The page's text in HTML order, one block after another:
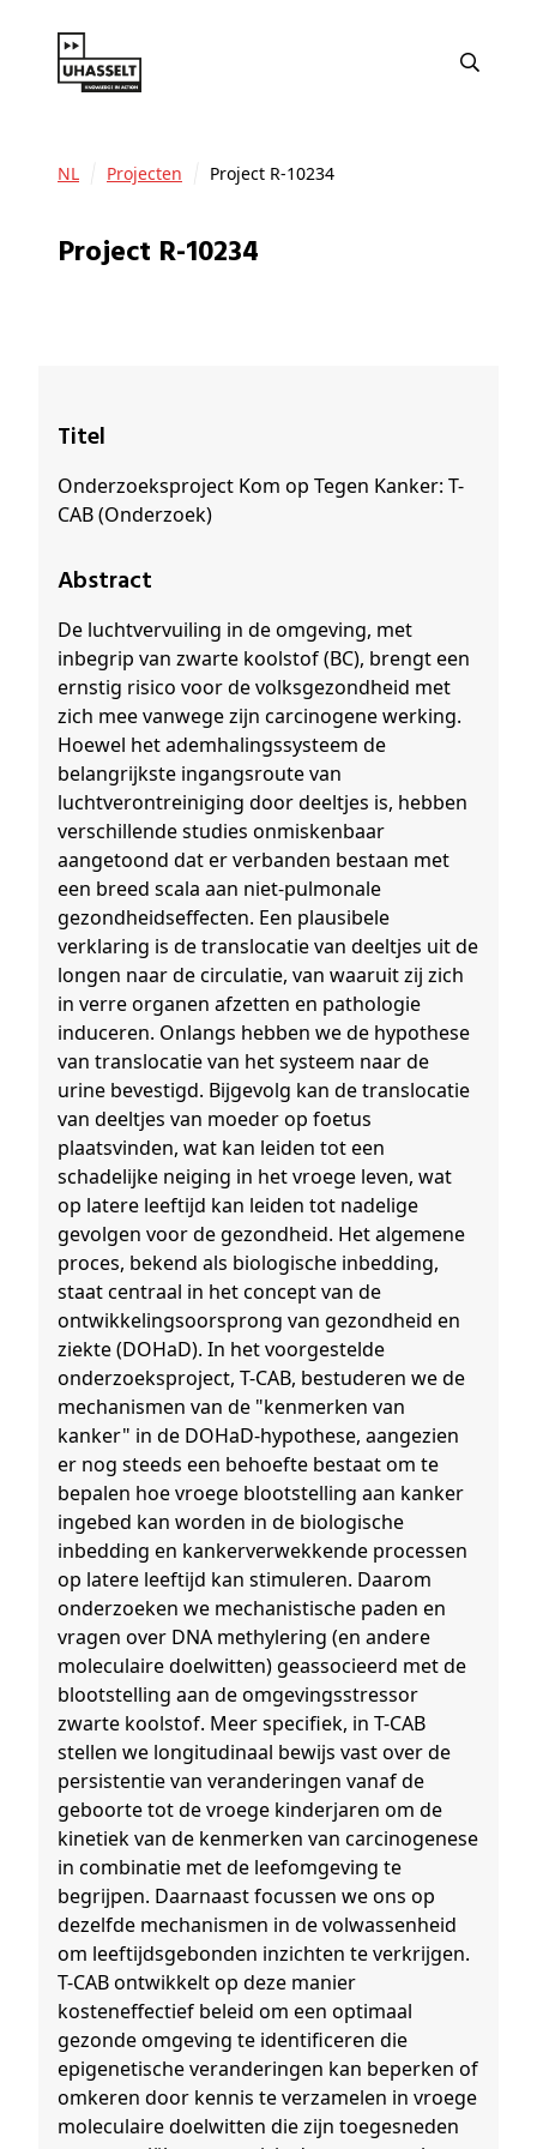
NL Projecten Project R-10234
Project R-10234
Titel
Onderzoeksproject Kom op Tegen Kanker: T-
CAB (Onderzoek)
Abstract
De luchtvervuiling in de omgeving, met
inbegrip van zwarte koolstof (BC), brengt een
ernstig risico voor de volksgezondheid met
zich mee vanwege zijn carcinogene werking.
Hoewel het ademhalingssysteem de
belangrijkste ingangsroute van
luchtverontreiniging door deeltjes is, hebben
verschillende studies onmiskenbaar
aangetoond dat er verbanden bestaan met
een breed scala aan niet-pulmonale
gezondheidseffecten. Een plausibele
verklaring is de translocatie van deeltjes uit de
longen naar de circulatie, van waaruit zij zich
in verre organen afzetten en pathologie
induceren. Onlangs hebben we de hypothese
van translocatie van het systeem naar de
urine bevestigd. Bijgevolg kan de translocatie
van deeltjes van moeder op foetus
plaatsvinden, wat kan leiden tot een
schadelijke neiging in het vroege leven, wat
op latere leeftijd kan leiden tot nadelige
gevolgen voor de gezondheid. Het algemene
proces, bekend als biologische inbedding,
staat centraal in het concept van de
ontwikkelingsoorsprong van gezondheid en
ziekte (DOHaD). In het voorgestelde
onderzoeksproject, T-CAB, bestuderen we de
mechanismen van de "kenmerken van
kanker" in de DOHaD-hypothese, aangezien
er nog steeds een behoefte bestaat om te
bepalen hoe vroege blootstelling aan kanker
ingebed kan worden in de biologische
inbedding en kankerverwekkende processen
op latere leeftijd kan stimuleren. Daarom
onderzoeken we mechanistische paden en
vragen over DNA methylering (en andere
moleculaire doelwitten) geassocieerd met de
blootstelling aan de omgevingsstressor
zwarte koolstof. Meer specifiek, in T-CAB
stellen we longitudinaal bewijs vast over de
persistentie van veranderingen vanaf de
geboorte tot de vroege kinderjaren om de
kinetiek van de kenmerken van carcinogenese
in combinatie met de leefomgeving te
begrijpen. Daarnaast focussen we ons op
dezelfde mechanismen in de volwassenheid
om leeftijdsgebonden inzichten te verkrijgen.
T-CAB ontwikkelt op deze manier
kosteneffectief beleid om een optimaal
gezonde omgeving te identificeren die
epigenetische veranderingen kan beperken of
omkeren door kennis te verzamelen in vroege
moleculaire doelwitten die zijn toegesneden